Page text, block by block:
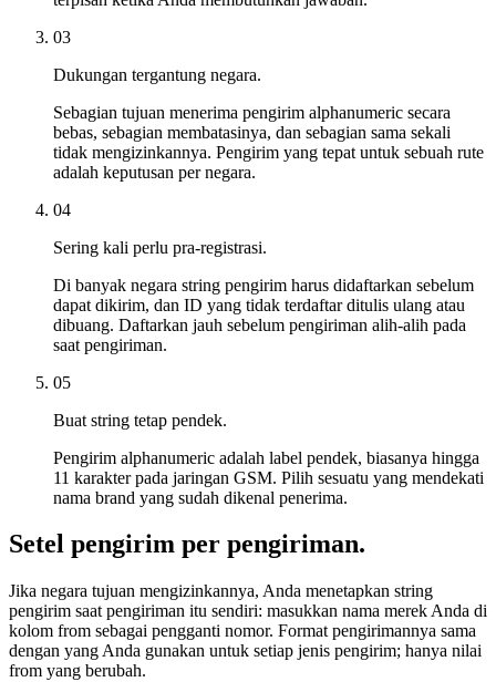
03
Dukungan tergantung negara.
Sebagian tujuan menerima pengirim alphanumeric secara
bebas, sebagian membatasinya, dan sebagian sama sekali
tidak mengizinkannya. Pengirim yang tepat untuk sebuah rute
adalah keputusan per negara.
04
Sering kali perlu pra-registrasi.
Di banyak negara string pengirim harus didaftarkan sebelum
dapat dikirim, dan ID yang tidak terdaftar ditulis ulang atau
dibuang. Daftarkan jauh sebelum pengiriman alih-alih pada
saat pengiriman.
05
Buat string tetap pendek.
Pengirim alphanumeric adalah label pendek, biasanya hingga
11 karakter pada jaringan GSM. Pilih sesuatu yang mendekati
nama brand yang sudah dikenal penerima.
Setel pengirim per pengiriman.
Jika negara tujuan mengizinkannya, Anda menetapkan string
pengirim saat pengiriman itu sendiri: masukkan nama merek Anda di
kolom from sebagai pengganti nomor. Format pengirimannya sama
dengan yang Anda gunakan untuk setiap jenis pengirim; hanya nilai
from yang berubah.